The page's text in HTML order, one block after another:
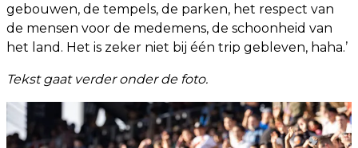
gebouwen, de tempels, de parken, het respect van
de mensen voor de medemens, de schoonheid van
het land. Het is zeker niet bij één trip gebleven, haha.’
Tekst gaat verder onder de foto.